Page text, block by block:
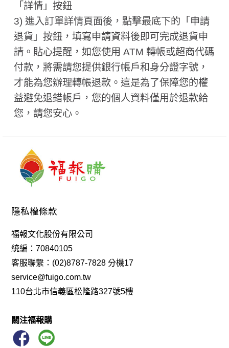
「詳情」按鈕
3) 進入訂單詳情頁面後，點擊最底下的「申請
退貨」按鈕，填寫申請資料後即可完成退貨申
請。貼心提醒，如您使用 ATM 轉帳或超商代碼
付款，將需請您提供銀行帳戶和身分證字號，
才能為您辦理轉帳退款。這是為了保障您的權
益避免退錯帳戶，您的個人資料僅用於退款給
您，請您安心。
隱私權條款
福報文化股份有限公司
統編：70840105
客服聯繫：(02)8787-7828 分機17
service@fuigo.com.tw
110台北市信義區松隆路327號5樓
關注福報購